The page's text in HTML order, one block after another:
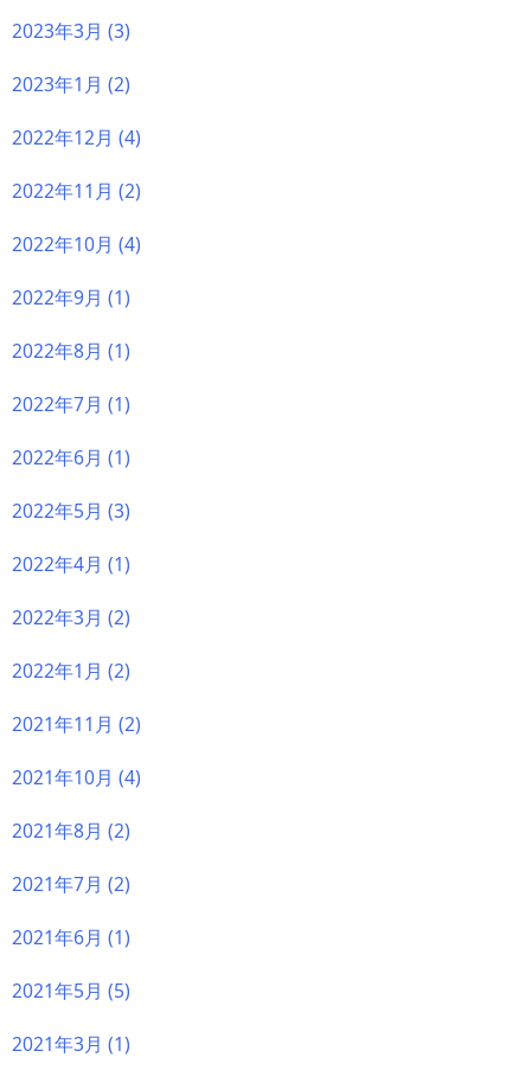
2023年3月 (3)
2023年1月 (2)
2022年12月 (4)
2022年11月 (2)
2022年10月 (4)
2022年9月 (1)
2022年8月 (1)
2022年7月 (1)
2022年6月 (1)
2022年5月 (3)
2022年4月 (1)
2022年3月 (2)
2022年1月 (2)
2021年11月 (2)
2021年10月 (4)
2021年8月 (2)
2021年7月 (2)
2021年6月 (1)
2021年5月 (5)
2021年3月 (1)